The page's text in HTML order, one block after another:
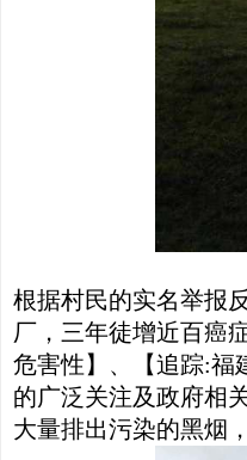
根据村民的实名举报
厂，三年徒增近百癌
危害性】、【追踪:福
的广泛关注及政府相
大量排出污染的黑烟